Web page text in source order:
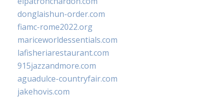
donglaishun-order.com
fiamc-rome2022.org
mariceworldessentials.com
lafisheriarestaurant.com
915jazzandmore.com
aguadulce-countryfair.com
jakehovis.com